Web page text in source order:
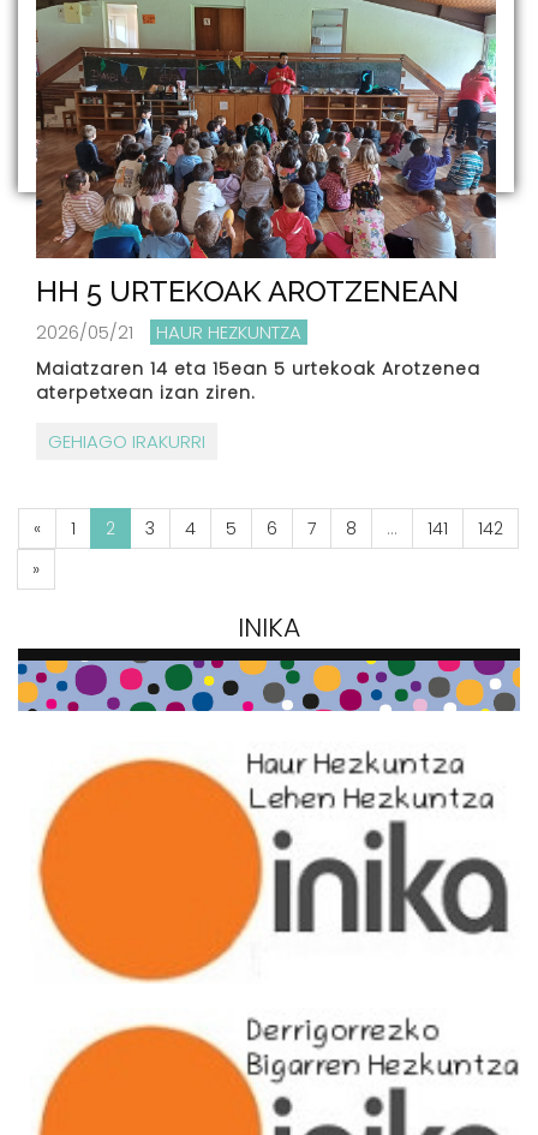
HH 5 URTEKOAK AROTZENEAN
2026/05/21 HAUR HEZKUNTZA
Maiatzaren 14 eta 15ean 5 urtekoak Arotzenea
aterpetxean izan ziren.
GEHIAGO IRAKURRI
« 1 2 3 4 5 6 7 8 ... 141
142
»
INIKA